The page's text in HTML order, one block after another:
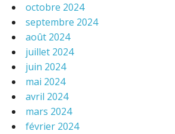
octobre 2024
septembre 2024
août 2024
juillet 2024
juin 2024
mai 2024
avril 2024
mars 2024
février 2024